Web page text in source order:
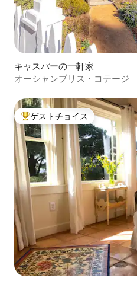
キャスパーの一軒家
オーシャンブリス・コテージ
大好評のゲストチョイスです。
ゲストチョイス